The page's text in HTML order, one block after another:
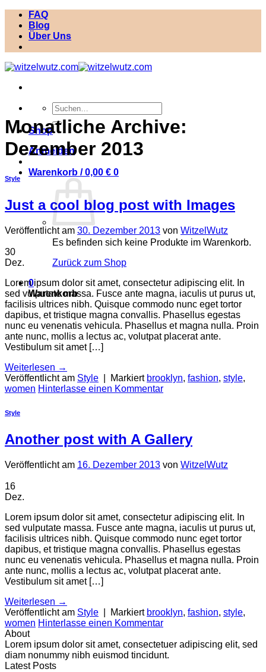
Zum
Inhalt
springen
FAQ
Blog
Über Uns
Suchen
nach:
Shop
Anmelden
Warenkorb /0,00 € 0
Es befinden sich keine Produkte im Warenkorb.
Zurück zum Shop
0
Warenkorb
Monatliche Archive:
Dezember 2013
Style
Just a cool blog post with Images
Veröffentlicht am 30. Dezember 2013 von WitzelWutz
30
Dez.
Lorem ipsum dolor sit amet, consectetur adipiscing elit. In
sed vulputate massa. Fusce ante magna, iaculis ut purus ut,
facilisis ultrices nibh. Quisque commodo nunc eget tortor
dapibus, et tristique magna convallis. Phasellus egestas
nunc eu venenatis vehicula. Phasellus et magna nulla. Proin
ante nunc, mollis a lectus ac, volutpat placerat ante.
Vestibulum sit amet […]
Weiterlesen →
Veröffentlicht am Style Markiert brooklyn, fashion, style,
women Hinterlasse einen Kommentar
Style
Another post with A Gallery
Veröffentlicht am 16. Dezember 2013 von WitzelWutz
16
Dez.
Lorem ipsum dolor sit amet, consectetur adipiscing elit. In
sed vulputate massa. Fusce ante magna, iaculis ut purus ut,
facilisis ultrices nibh. Quisque commodo nunc eget tortor
dapibus, et tristique magna convallis. Phasellus egestas
nunc eu venenatis vehicula. Phasellus et magna nulla. Proin
ante nunc, mollis a lectus ac, volutpat placerat ante.
Vestibulum sit amet […]
Weiterlesen →
Veröffentlicht am Style Markiert brooklyn, fashion, style,
women Hinterlasse einen Kommentar
About
Lorem ipsum dolor sit amet, consectetuer adipiscing elit, sed
diam nonummy nibh euismod tincidunt.
Latest Posts